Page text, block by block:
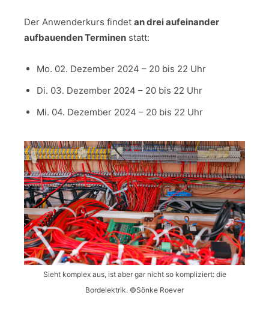
Der Anwenderkurs findet an drei aufeinander
aufbauenden Terminen statt:
Mo. 02. Dezember 2024 – 20 bis 22 Uhr
Di. 03. Dezember 2024 – 20 bis 22 Uhr
Mi. 04. Dezember 2024 – 20 bis 22 Uhr
Sieht komplex aus, ist aber gar nicht so kompliziert: die
Bordelektrik. ©Sönke Roever